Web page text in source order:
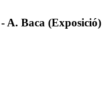
A. Baca